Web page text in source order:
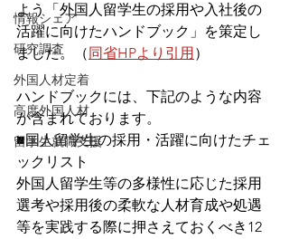
情報シェア
研究調査
外国人材定着
高度外国人材
留学生就職支援
よう「外国人留学生の採用や入社後の
活躍に向けたハンドブック」を策定し
ました。（同省HPより引用）
ハンドブックには、下記のような内容
が含まれております。
■国人留学生の採用・活躍に向けたチェ
ックリスト
外国人留学生等の多様性に応じた採用
選考や採用後の柔軟な人材育成や処遇
等を実践する際に押さえておくべき12